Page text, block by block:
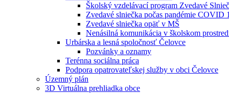
Školský vzdelávací program Zvedavé
Zvedavé slniečka počas pandémie COVID
Zvedavé slniečka opäť v MŠ
Nenásilná komunikácia v školskom
Urbárska a lesná spoločnosť Čelovce
Pozvánky a oznamy
Terénna sociálna práca
Podpora opatrovateľskej služby v obci Čelovce
Územný plán
3D Virtuálna prehliadka obce